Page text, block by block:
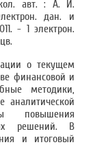
авт. : А. И.
дан. и
- 1 электрон.
о текущем
финансовой и
методики,
повышения
решений. В
и итоговый